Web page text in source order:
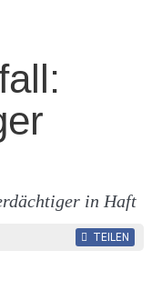
in Haft
TEILEN